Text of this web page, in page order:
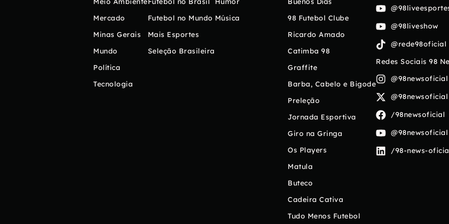
Mercado
Minas Gerais
Mundo
Política
Tecnologia
Futebol no Mundo
Mais Esportes
Seleção Brasileira
Música
98 Futebol Clube
Ricardo Amado
Catimba 98
Graffite
Barba, Cabelo e Bigode
Preleção
Jornada Esportiva
Giro na Gringa
Os Players
Matula
Buteco
Cadeira Cativa
Tudo Menos Futebol
@98liveshow
@rede98oficial
Redes Sociais 98
@98newsoficial
@98newsoficial
/98newsoficial
@98newsoficial
/98-news-